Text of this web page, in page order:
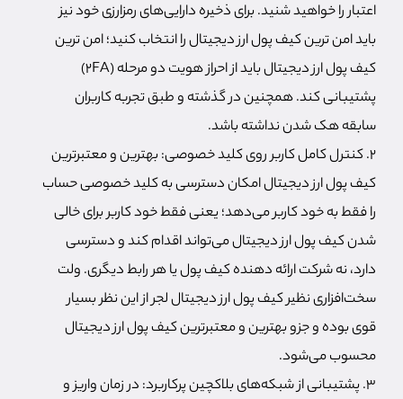
اعتبار را خواهید شنید. برای ذخیره دارایی‌های رمزارزی خود نیز
باید امن ترین کیف پول ارز دیجیتال را انتخاب کنید؛ امن ترین
کیف پول ارز دیجیتال باید از احراز هویت دو مرحله (2FA)
پشتیبانی کند. همچنین در گذشته و طبق تجربه کاربران
سابقه هک شدن نداشته باشد.
۲. کنترل کامل کاربر روی کلید خصوصی: بهترین و معتبرترین
كيف پول ارز ديجيتال امکان دسترسی به کلید خصوصی حساب
را فقط به خود کاربر می‌دهد؛ یعنی فقط خود کاربر برای خالی
شدن کیف پول ارز دیجیتال می‌تواند اقدام کند و دسترسی
دارد، نه شرکت ارائه دهنده کیف پول یا هر رابط دیگری. ولت‌
سخت‌افزاری نظیر کیف پول ارز دیجیتال لجر از این نظر بسیار
قوی بوده و جزو بهترین و معتبرترین کیف پول ارز دیجیتال
محسوب می‌شود.
۳. پشتیبانی از شبکه‌های بلاکچین پرکاربرد: در زمان واریز و